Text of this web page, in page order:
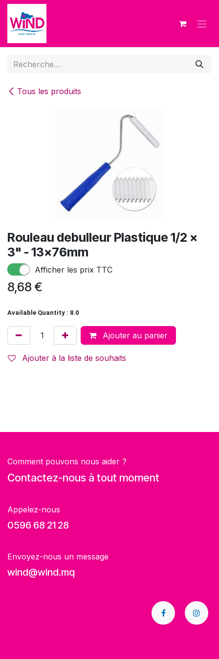
Se rendre au contenu
Tous les produits
Rouleau debulleur Plastique 1/2 x
3" - 13x76mm
Afficher les prix TTC
8,68 €
Available Quantity : 8.0
Ajouter au panier
Ajouter à la liste de souhaits
Comment pouvons nous aider ?
Contactez-nous à tout moment
Appelez-nous
0596 68 21 28
Envoyez-nous un message
wind@wind.mq